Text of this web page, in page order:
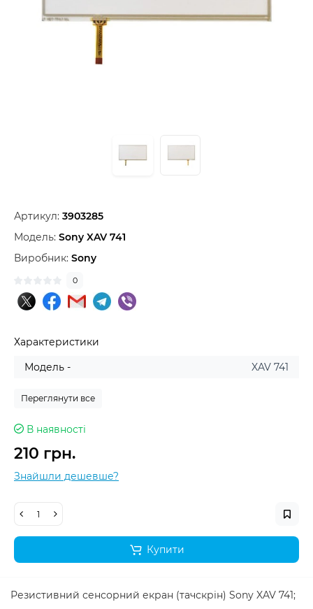
Артикул: 3903285
Модель: Sony XAV 741
Виробник: Sony
0
Характеристики
Модель -
XAV 741
Переглянути все
В наявності
210 грн.
Знайшли дешевше?
Купити
Резистивний сенсорний екран (тачскрін) Sony XAV 741;